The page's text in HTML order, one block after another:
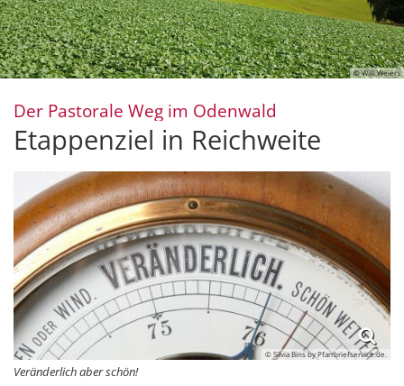
© Willi Weiers
Der Pastorale Weg im Odenwald
Etappenziel in Reichweite
© Silvia Bins by Pfarrbriefservice.de.
Veränderlich aber schön!